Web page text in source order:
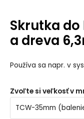
Skrutka
a dreva
Používa sa napr. v
Zvoľte si veľkosť v
TCW-35mm